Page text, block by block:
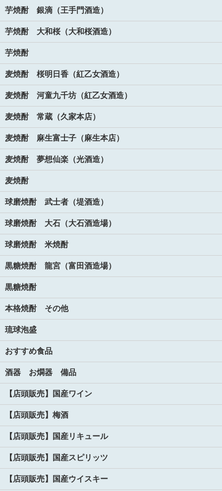
芋焼酎 銀滴（王手門酒造）
芋焼酎 大和桜（大和桜酒造）
芋焼酎
麦焼酎 桜明日香（紅乙女酒造）
麦焼酎 河童九千坊（紅乙女酒造）
麦焼酎 常蔵（久家本店）
麦焼酎 麻生富士子（麻生本店）
麦焼酎 夢想仙楽（光酒造）
麦焼酎
球磨焼酎 武士者（堤酒造）
球磨焼酎 大石（大石酒造場）
球磨焼酎 米焼酎
黒糖焼酎 龍宮（富田酒造場）
黒糖焼酎
本格焼酎 その他
琉球泡盛
おすすめ食品
酒器 お燗器 備品
【店頭販売】国産ワイン
【店頭販売】梅酒
【店頭販売】国産リキュール
【店頭販売】国産スピリッツ
【店頭販売】国産ウイスキー